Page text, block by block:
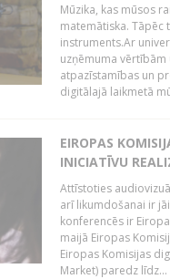
Mūzika, kas mūsos
matemātiska. Tāpēc
instruments.Ar
uzņēmuma
atpazīstamības un
digitālajā laikmetā
EIROPAS
INICIATĪVU
Attīstoties
arī likumdošanai ir
konferencēs ir
maijā Eiropas
Eiropas Komisijas
Market) paredz līdz...